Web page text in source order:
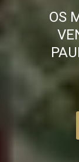
OS